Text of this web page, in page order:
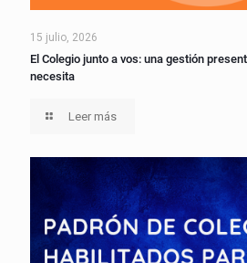
15 julio, 2026
El Colegio junto a vos: una gestión
necesita
Leer más